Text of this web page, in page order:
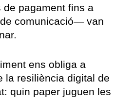
de pagament fins a
comunicació— van
ens obliga a
la resiliència digital de
quin paper juguen les